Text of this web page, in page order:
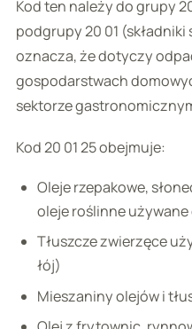
Kod ten należy do grupy
podgrupy 20 01
oznacza, że dotyczy
gospodarstwach
sektorze
Kod 20 01 25 obejmuje:
Oleje rzepakowe,
oleje roślinne używane
Tłuszcze zwierzęce
łój)
Mieszaniny olejów i